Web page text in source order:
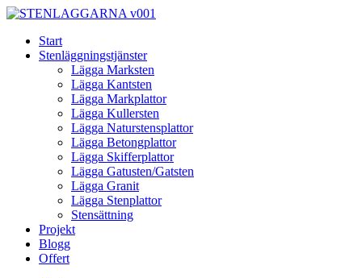
Skip
contentStart
Stenläggningstjänster
Lägga Marksten
Lägga Kantsten
Lägga Markplattor
Lägga Kullersten
Lägga Naturstensplattor
Lägga Betongplattor
Lägga Skifferplattor
Lägga Gatusten/Gatsten
Lägga Granit
Lägga Stenplattor
Stensättning
Projekt
Blogg
Offert